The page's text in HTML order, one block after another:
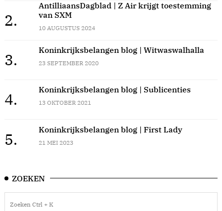
2.
AntilliaansDagblad | Z Air krijgt toestemming
van SXM
10 AUGUSTUS 2024
3.
Koninkrijksbelangen blog | Witwaswalhalla
23 SEPTEMBER 2020
4.
Koninkrijksbelangen blog | Sublicenties
13 OKTOBER 2021
5.
Koninkrijksbelangen blog | First Lady
21 MEI 2023
ZOEKEN